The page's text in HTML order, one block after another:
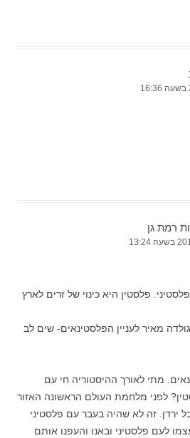
רמת גן
פלסטין היא כינוי של זרים לארץ
מאיר לעניין הפלסטינאים- שים לב
מתי לאורך ההיסטוריה חי עם
לפני מלחמת העולם הראשונה האזור
ירדן. זה לא שהיה בעבר עם פלסטיני
לעם פלסטיני ובאנו והעפנו אותם